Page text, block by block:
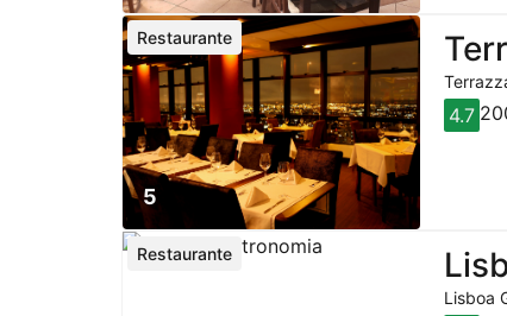
5
Restaurante
4.7
Restaurante
Lisboa